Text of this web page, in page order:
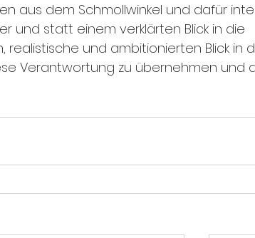
aus dem Schmollwinkel und dafür
und statt einem verklärten Blick in die
und ambitionierten Blick in
Verantwortung zu übernehmen und